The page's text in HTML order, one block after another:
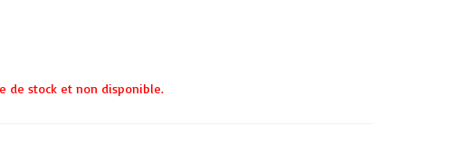
de stock et non disponible.